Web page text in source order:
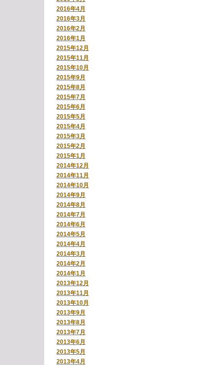
2016年4月
2016年3月
2016年2月
2016年1月
2015年12月
2015年11月
2015年10月
2015年9月
2015年8月
2015年7月
2015年6月
2015年5月
2015年4月
2015年3月
2015年2月
2015年1月
2014年12月
2014年11月
2014年10月
2014年9月
2014年8月
2014年7月
2014年6月
2014年5月
2014年4月
2014年3月
2014年2月
2014年1月
2013年12月
2013年11月
2013年10月
2013年9月
2013年8月
2013年7月
2013年6月
2013年5月
2013年4月